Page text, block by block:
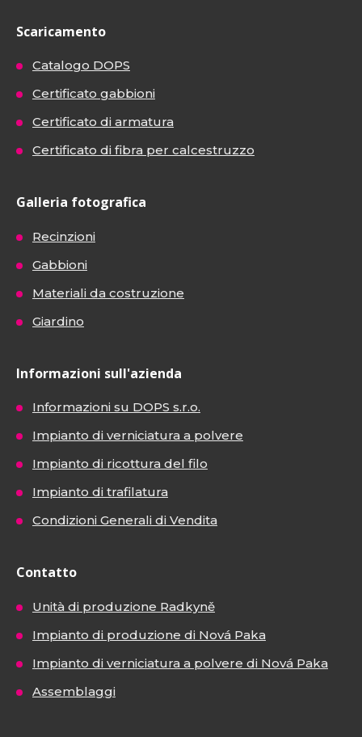
Scaricamento
Catalogo DOPS
Certificato gabbioni
Certificato di armatura
Certificato di fibra per calcestruzzo
Galleria fotografica
Recinzioni
Gabbioni
Materiali da costruzione
Giardino
Informazioni sull'azienda
Informazioni su DOPS s.r.o.
Impianto di verniciatura a polvere
Impianto di ricottura del filo
Impianto di trafilatura
Condizioni Generali di Vendita
Contatto
Unità di produzione Radkyně
Impianto di produzione di Nová Paka
Impianto di verniciatura a polvere di Nová Paka
Assemblaggi